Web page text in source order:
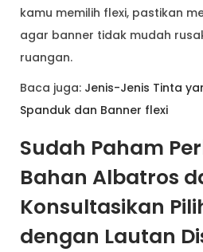
kamu memilih flexi, pastikan
agar banner tidak mudah
ruangan.
Baca juga: Jenis-Jenis Tinta
Spanduk dan Banner flexi
Sudah Paham
Bahan Albatros
Konsultasikan
dengan Lautan